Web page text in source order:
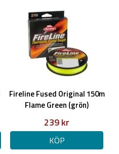
Fireline Fused Original 150m
Flame Green (grön)
239 kr
KÖP